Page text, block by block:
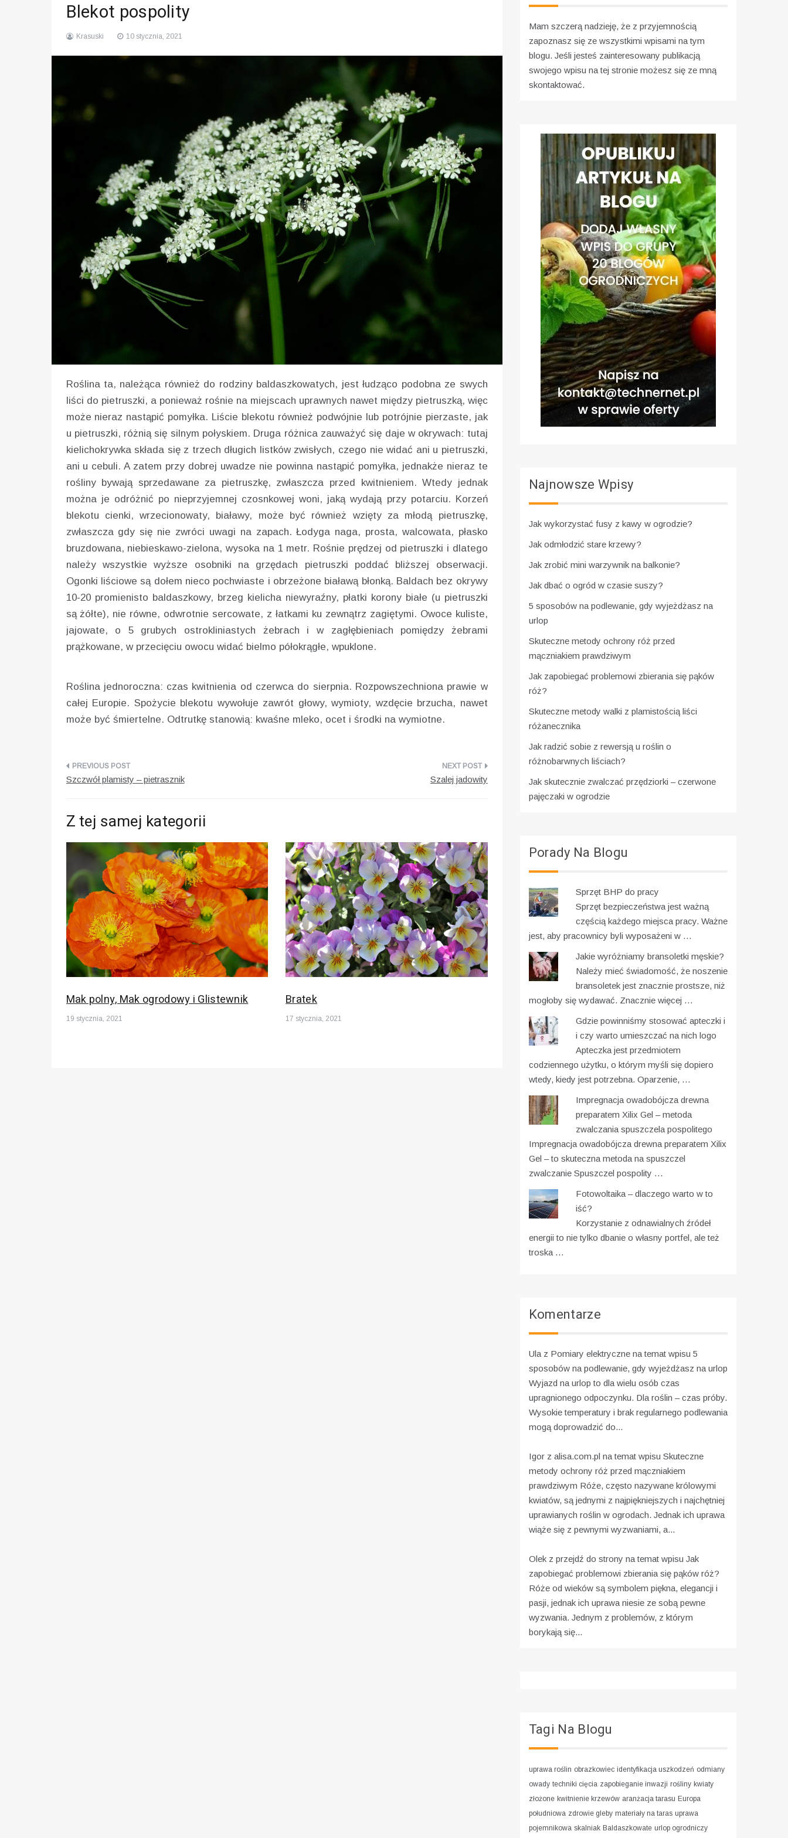
Blekot pospolity
Krasuski 10 stycznia, 2021
Roślina ta, należąca również do rodziny baldaszkowatych, jest łudząco podobna ze swych
liści do pietruszki, a ponieważ rośnie na miejscach uprawnych nawet między pietruszką, więc
może nieraz nastąpić pomyłka. Liście blekotu również podwójnie lub potrójnie pierzaste, jak
u pietruszki, różnią się silnym połyskiem. Druga różnica zauważyć się daje w okrywach: tutaj
kielichokrywka składa się z trzech długich listków zwisłych, czego nie widać ani u pietruszki,
ani u cebuli. A zatem przy dobrej uwadze nie powinna nastąpić pomyłka, jednakże nieraz te
rośliny bywają sprzedawane za pietruszkę, zwłaszcza przed kwitnieniem. Wtedy jednak
można je odróżnić po nieprzyjemnej czosnkowej woni, jaką wydają przy potarciu. Korzeń
blekotu cienki, wrzecionowaty, białawy, może być również wzięty za młodą pietruszkę,
zwłaszcza gdy się nie zwróci uwagi na zapach. Łodyga naga, prosta, walcowata, płasko
bruzdowana, niebieskawo-zielona, wysoka na 1 metr. Rośnie prędzej od pietruszki i dlatego
należy wszystkie wyższe osobniki na grzędach pietruszki poddać bliższej obserwacji.
Ogonki liściowe są dołem nieco pochwiaste i obrzeżone białawą błonką. Baldach bez okrywy
10-20 promienisto baldaszkowy, brzeg kielicha niewyraźny, płatki korony białe (u pietruszki
są żółte), nie równe, odwrotnie sercowate, z łatkami ku zewnątrz zagiętymi. Owoce kuliste,
jajowate, o 5 grubych ostrokliniastych żebrach i w zagłębieniach pomiędzy żebrami
prążkowane, w przecięciu owocu widać bielmo półokrągłe, wpuklone.
Roślina jednoroczna: czas kwitnienia od czerwca do sierpnia. Rozpowszechniona prawie w
całej Europie. Spożycie blekotu wywołuje zawrót głowy, wymioty, wzdęcie brzucha, nawet
może być śmiertelne. Odtrutkę stanowią: kwaśne mleko, ocet i środki na wymiotne.
Nawigacja
Szczwół plamisty – pietrasznik Szalej jadowity
Z tej samej kategorii
Mak polny, Mak ogrodowy i Glistewnik
19 stycznia, 2021
Bratek
17 stycznia, 2021
Mam szczerą nadzieję, że z przyjemnością
zapoznasz się ze wszystkimi wpisami na tym
blogu. Jeśli jesteś zainteresowany publikacją
swojego wpisu na tej stronie możesz się ze mną
skontaktować.
Najnowsze Wpisy
Jak wykorzystać fusy z kawy w ogrodzie?
Jak odmłodzić stare krzewy?
Jak zrobić mini warzywnik na balkonie?
Jak dbać o ogród w czasie suszy?
5 sposobów na podlewanie, gdy wyjeżdżasz na
urlop
Skuteczne metody ochrony róż przed
mączniakiem prawdziwym
Jak zapobiegać problemowi zbierania się pąków
róż?
Skuteczne metody walki z plamistością liści
różanecznika
Jak radzić sobie z rewersją u roślin o
różnobarwnych liściach?
Jak skutecznie zwalczać przędziorki – czerwone
pajęczaki w ogrodzie
Porady Na Blogu
Sprzęt BHP do pracy
Sprzęt bezpieczeństwa jest ważną
częścią każdego miejsca pracy. Ważne
jest, aby pracownicy byli wyposażeni w …
Jakie wyróżniamy bransoletki męskie?
Należy mieć świadomość, że noszenie
bransoletek jest znacznie prostsze, niż
mogłoby się wydawać. Znacznie więcej …
Gdzie powinniśmy stosować apteczki i
i czy warto umieszczać na nich logo
Apteczka jest przedmiotem
codziennego użytku, o którym myśli się dopiero
wtedy, kiedy jest potrzebna. Oparzenie, …
Impregnacja owadobójcza drewna
preparatem Xilix Gel – metoda
zwalczania spuszczela pospolitego
Impregnacja owadobójcza drewna preparatem Xilix
Gel – to skuteczna metoda na spuszczel
zwalczanie Spuszczel pospolity …
Fotowoltaika – dlaczego warto w to
iść?
Korzystanie z odnawialnych źródeł
energii to nie tylko dbanie o własny portfel, ale też
troska …
Komentarze
Ula z Pomiary elektrycznena temat wpisu 5
sposobów na podlewanie, gdy wyjeżdżasz na urlop
Wyjazd na urlop to dla wielu osób czas
upragnionego odpoczynku. Dla roślin – czas próby.
Wysokie temperatury i brak regularnego podlewania
mogą doprowadzić do...
Igor z alisa.com.pl na temat wpisu Skuteczne
metody ochrony róż przed mączniakiem
prawdziwym Róże, często nazywane królowymi
kwiatów, są jednymi z najpiękniejszych i najchętniej
uprawianych roślin w ogrodach. Jednak ich uprawa
wiąże się z pewnymi wyzwaniami, a...
Olek z przejdź do strony na temat wpisu Jak
zapobiegać problemowi zbierania się pąków róż?
Róże od wieków są symbolem piękna, elegancji i
pasji, jednak ich uprawa niesie ze sobą pewne
wyzwania. Jednym z problemów, z którym
borykają się...
Tagi Na Blogu
uprawa roślin obrazkowiec identyfikacja uszkodzeń odmiany
owady techniki cięcia zapobieganie inwazji rośliny kwiaty
złożone kwitnienie krzewów aranżacja tarasu Europa
południowa zdrowie gleby materiały na taras uprawa
pojemnikowa skalniak Baldaszkowate urlop ogrodniczy